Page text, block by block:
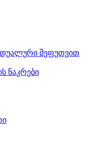
შეფუთვით
ნაკრები